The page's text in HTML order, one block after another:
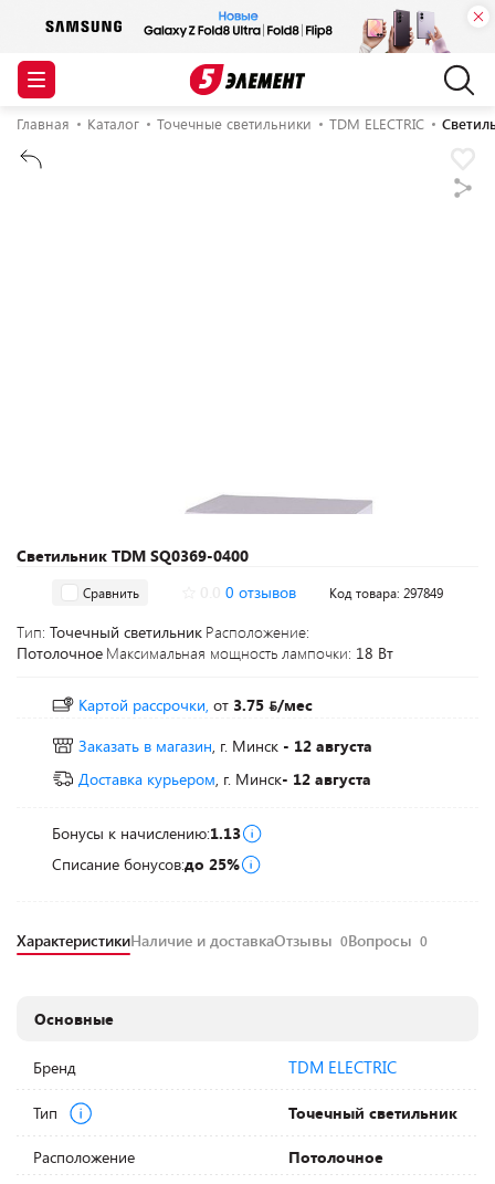
Главная Каталог Точечные светильники TDM ELECTRIC
Светильник TDM SQ0369-0400
Сравнить 0 отзывов Код товара: 297849
Тип: Точечный светильник Расположение:
Потолочное Максимальная мощность лампочки: 18 Вт
Картой рассрочки, от 3.75
/мес
Заказать в магазин, г. Минск - 12 августа
Доставка курьером, г. Минск- 12 августа
Бонусы к начислению:1.13
Списание бонусов:до 25%
ХарактеристикиНаличие и доставкаОтзывы 0Вопросы 0
Основные
Бренд TDM ELECTRIC
Тип Точечный светильник
Расположение
Потолочное